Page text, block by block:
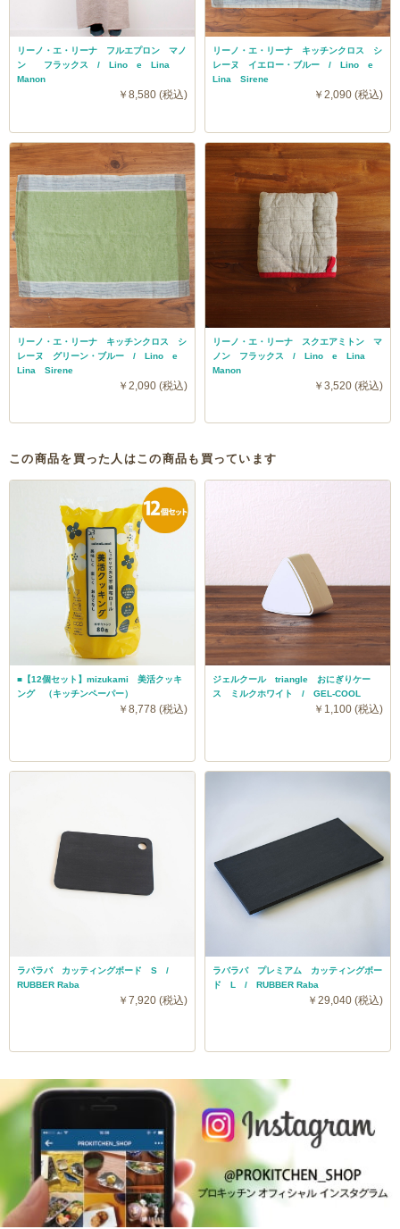
リーノ・エ・リーナ フルエプロン マノ
ン フラックス / Lino e Lina
Manon
￥8,580 (税込)
リーノ・エ・リーナ キッチンクロス シ
レーヌ イエロー・ブルー / Lino e
Lina Sirene
￥2,090 (税込)
リーノ・エ・リーナ キッチンクロス シ
レーヌ グリーン・ブルー / Lino e
Lina Sirene
￥2,090 (税込)
リーノ・エ・リーナ スクエアミトン マ
ノン フラックス / Lino e Lina
Manon
￥3,520 (税込)
この商品を買った人はこの商品も買っています
■【12個セット】mizukami 美活クッキ
ング （キッチンペーパー）
￥8,778 (税込)
ジェルクール triangle おにぎりケー
ス ミルクホワイト / GEL-COOL
￥1,100 (税込)
ラバラバ カッティングボード S /
RUBBER Raba
￥7,920 (税込)
ラバラバ プレミアム カッティングボー
ド L / RUBBER Raba
￥29,040 (税込)